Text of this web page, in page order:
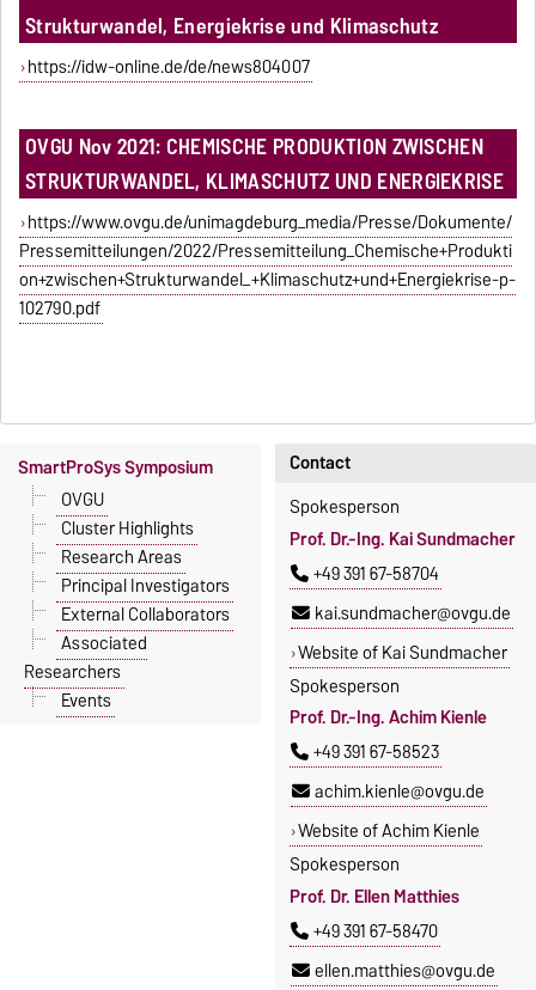
Strukturwandel, Energiekrise und Klimaschutz
https://idw-online.de/de/news804007
OVGU Nov 2021: CHEMISCHE PRODUKTION ZWISCHEN
STRUKTURWANDEL, KLIMASCHUTZ UND ENERGIEKRISE
https://www.ovgu.de/unimagdeburg_media/Presse/Dokumente/
Pressemitteilungen/2022/Pressemitteilung_Chemische+Produkti
on+zwischen+Strukturwandel_+Klimaschutz+und+Energiekrise-p-
102790.pdf
Contact
Spokesperson
Prof. Dr.-Ing. Kai Sundmacher
+49 391 67-58704
kai.sundmacher@ovgu.de
Website of Kai Sundmacher
Spokesperson
Prof. Dr.-Ing. Achim Kienle
+49 391 67-58523
achim.kienle@ovgu.de
Website of Achim Kienle
Spokesperson
Prof. Dr. Ellen Matthies
+49 391 67-58470
ellen.matthies@ovgu.de
SmartProSys Symposium
OVGU
Cluster Highlights
Research Areas
Principal Investigators
External Collaborators
Associated
Researchers
Events